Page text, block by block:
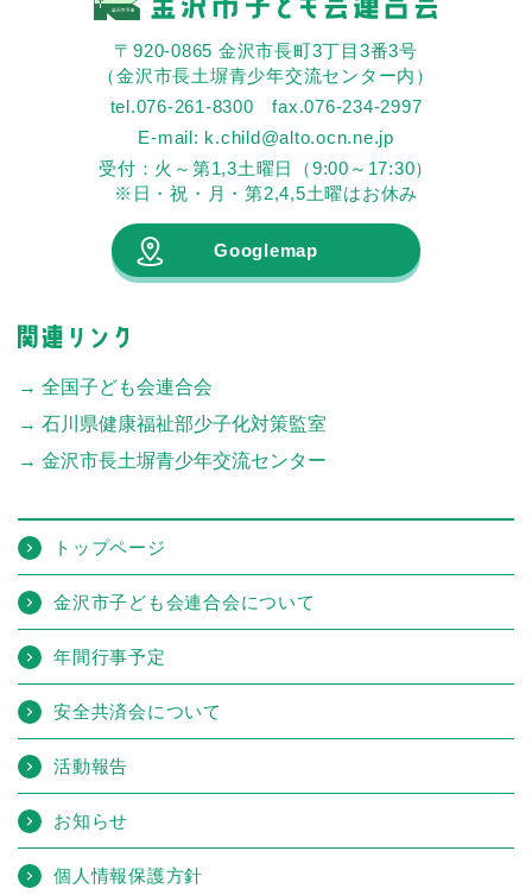
〒920-0865 金沢市長町3丁目3番3号
（金沢市長土塀青少年交流センター内）
tel.076-261-8300 fax.076-234-2997
E-mail: k.child@alto.ocn.ne.jp
受付：火～第1,3土曜日（9:00～17:30）
※日・祝・月・第2,4,5土曜はお休み
Googlemap
全国子ども会連合会
石川県健康福祉部少子化対策監室
金沢市長土塀青少年交流センター
トップページ
金沢市子ども会連合会について
年間行事予定
安全共済会について
活動報告
お知らせ
個人情報保護方針